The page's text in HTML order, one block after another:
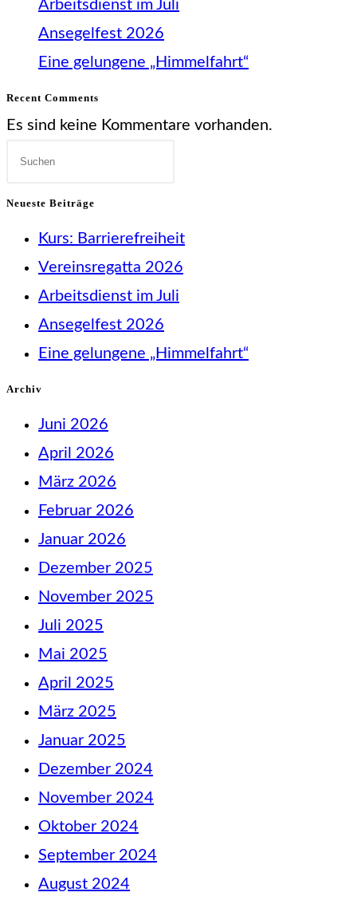
Arbeitsdienst im Juli
Ansegelfest 2026
Eine gelungene „Himmelfahrt“
Recent Comments
Es sind keine Kommentare vorhanden.
close
the
search
Neueste Beiträge
Kurs: Barrierefreiheit
Vereinsregatta 2026
Arbeitsdienst im Juli
Ansegelfest 2026
Eine gelungene „Himmelfahrt“
Archiv
Juni 2026
April 2026
März 2026
Februar 2026
Januar 2026
Dezember 2025
November 2025
Juli 2025
Mai 2025
April 2025
März 2025
Januar 2025
Dezember 2024
November 2024
Oktober 2024
September 2024
August 2024